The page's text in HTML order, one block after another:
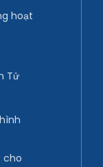
hoạt
Tử
cho